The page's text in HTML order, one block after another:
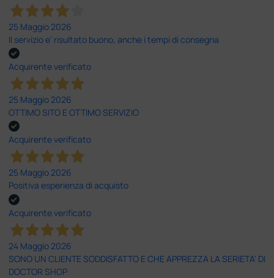
25 Maggio 2026
Il servizio e’ risultato buono, anche i tempi di consegna
Acquirente verificato
25 Maggio 2026
OTTIMO SITO E OTTIMO SERVIZIO
Acquirente verificato
25 Maggio 2026
Positiva esperienza di acquisto
Acquirente verificato
24 Maggio 2026
SONO UN CLIENTE SODDISFATTO E CHE APPREZZA LA SERIETA' DI
DOCTOR SHOP